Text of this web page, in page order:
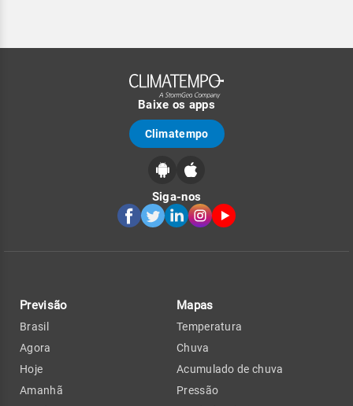
Baixe os apps
Climatempo
Siga-nos
Previsão
Brasil
Agora
Hoje
Amanhã
Mapas
Temperatura
Chuva
Acumulado de chuva
Pressão